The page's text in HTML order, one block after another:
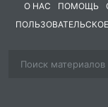
Практическая
· Для учителя:
О НАС ПОМОЩЬ